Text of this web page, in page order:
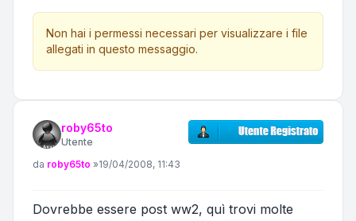
Non hai i permessi necessari per visualizzare i file
allegati in questo messaggio.
roby65to
Utente
Messaggio
da roby65to »19/04/2008, 11:43
Dovrebbe essere post ww2, quì trovi molte